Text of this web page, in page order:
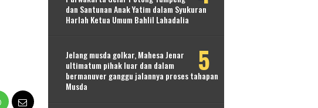
dan Santunan Anak Yatim dalam Syukuran
Harlah Ketua Umum Bahlil Lahadalia
Jelang musda golkar, Mahesa Jenar
ultimatum pihak luar dan dalam
bermanuver ganggu jalannya proses tahapan
Musda